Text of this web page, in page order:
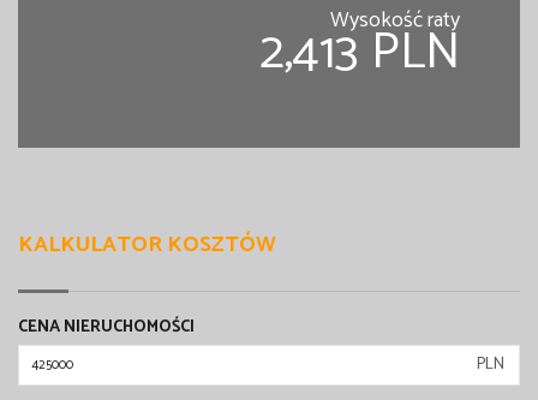
Wysokość raty
2,413 PLN
KALKULATOR KOSZTÓW
CENA NIERUCHOMOŚCI
PLN